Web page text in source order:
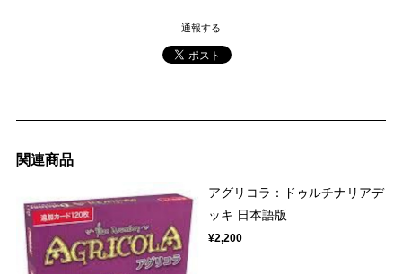
通報する
関連商品
アグリコラ：ドゥルチナリアデ
ッキ 日本語版
¥2,200